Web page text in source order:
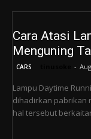
Cara Atasi
Menguning
CARS -
Lampu Daytime
dihadirkan pabrikan
hal tersebut